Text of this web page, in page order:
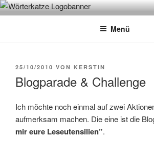
Zum
InhaltWÖRTERKATZE
Von Büchern erzählen
Menü
VERÖFFENTLICHT
25/10/2010 VON KERSTIN
Blogparade & Challenge
Ich möchte noch einmal auf zwei
aufmerksam machen. Die eine ist die
mir eure Leseutensilien”.